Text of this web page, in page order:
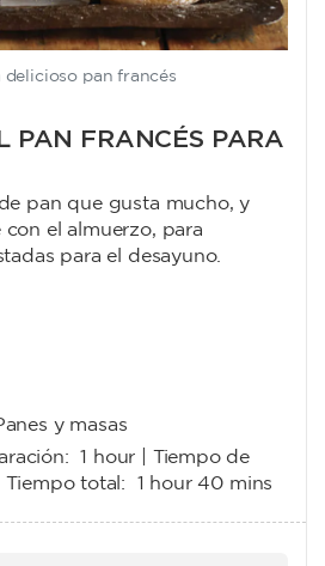
delicioso pan francés
PAN FRANCÉS PARA
pan que gusta mucho, y
el almuerzo, para
para el desayuno.
y masas
1 hour | Tiempo de
Tiempo total: 1 hour 40 mins